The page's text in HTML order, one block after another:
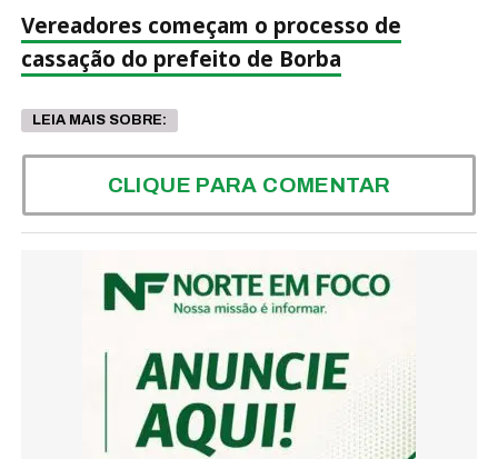
Vereadores começam o processo de
cassação do prefeito de Borba
LEIA MAIS SOBRE:
CLIQUE PARA COMENTAR